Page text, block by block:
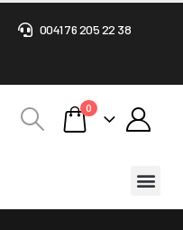
0041 76 205 22 38
0